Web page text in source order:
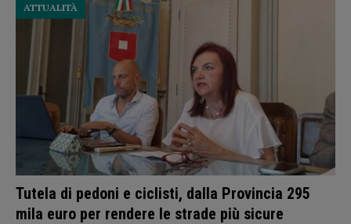
Tutela di pedoni e ciclisti, dalla Provincia 295
mila euro per rendere le strade più sicure
ATTUALITÀ